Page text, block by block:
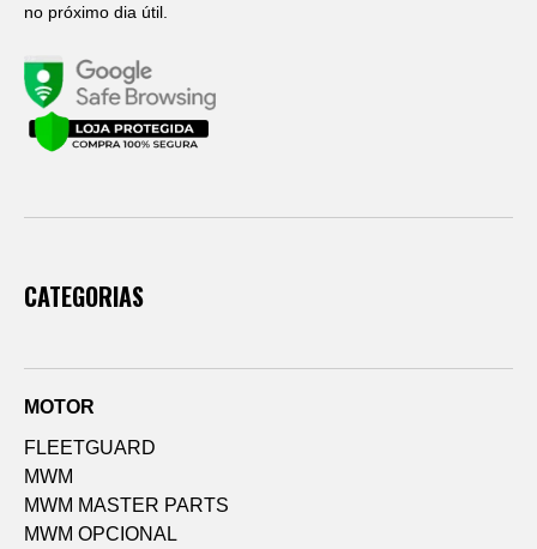
no próximo dia útil.
CATEGORIAS
MOTOR
FLEETGUARD
MWM
MWM MASTER PARTS
MWM OPCIONAL